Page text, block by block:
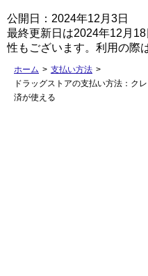
公開日：2024年12月3日
最終更新日は2024年12月
性もございます。利用の際
ホーム > 支払い方法 >
ドラッグストアの支払い方法：ク
済が使える